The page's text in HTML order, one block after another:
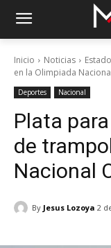
Inicio Noticias Estado
en la Olimpiada
Deportes Nacional
Plata
de
Nacional
By Jesus Lozoya 2